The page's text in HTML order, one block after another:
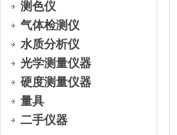
测色仪
气体检测仪
水质分析仪
光学测量仪器
硬度测量仪器
量具
二手仪器